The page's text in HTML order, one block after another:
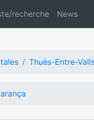
recherche News
Thuès-Entre-